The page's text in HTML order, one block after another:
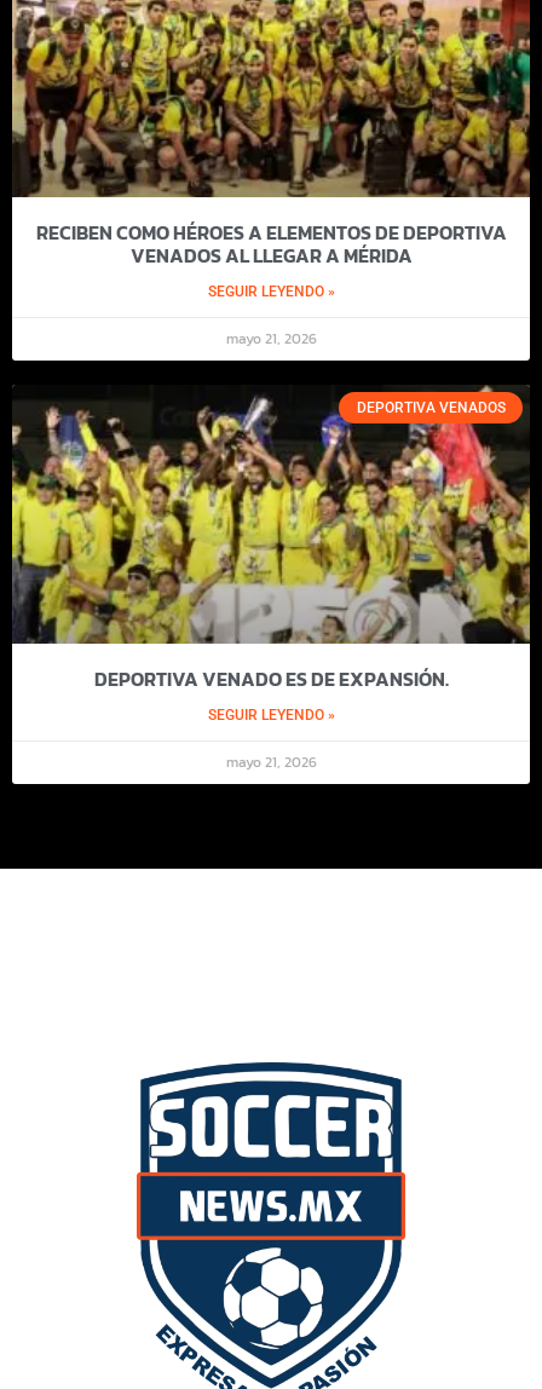
RECIBEN COMO HÉROES A ELEMENTOS DE DEPORTIVA
VENADOS AL LLEGAR A MÉRIDA
SEGUIR LEYENDO »
mayo 21, 2026
DEPORTIVA VENADOS
DEPORTIVA VENADO ES DE EXPANSIÓN.
SEGUIR LEYENDO »
mayo 21, 2026